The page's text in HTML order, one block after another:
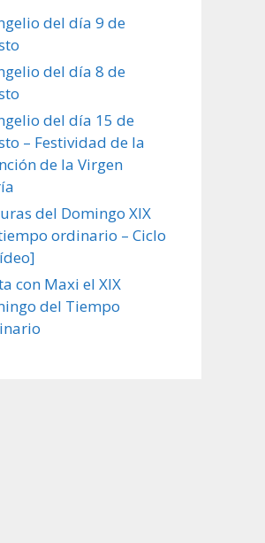
del día 9 de
del día 8 de
del día 15 de
– Festividad de la
de la Virgen
del Domingo XIX
ordinario – Ciclo
con Maxi el XIX
del Tiempo